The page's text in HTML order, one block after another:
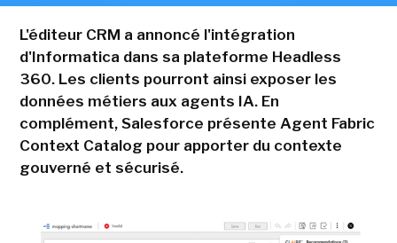
L'éditeur CRM a annoncé l'intégration
d'Informatica dans sa plateforme Headless
360. Les clients pourront ainsi exposer les
données métiers aux agents IA. En
complément, Salesforce présente Agent Fabric
Context Catalog pour apporter du contexte
gouverné et sécurisé.